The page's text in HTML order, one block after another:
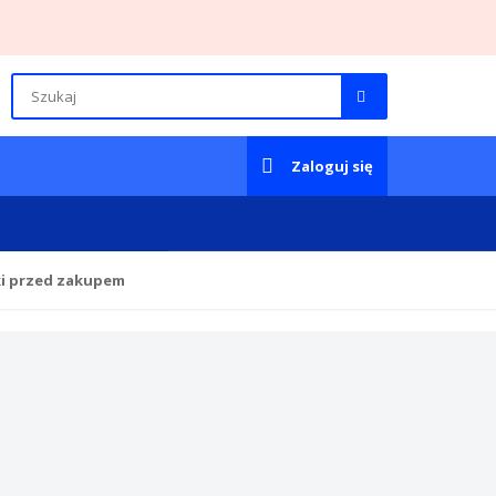
Zaloguj się
przed zakupem